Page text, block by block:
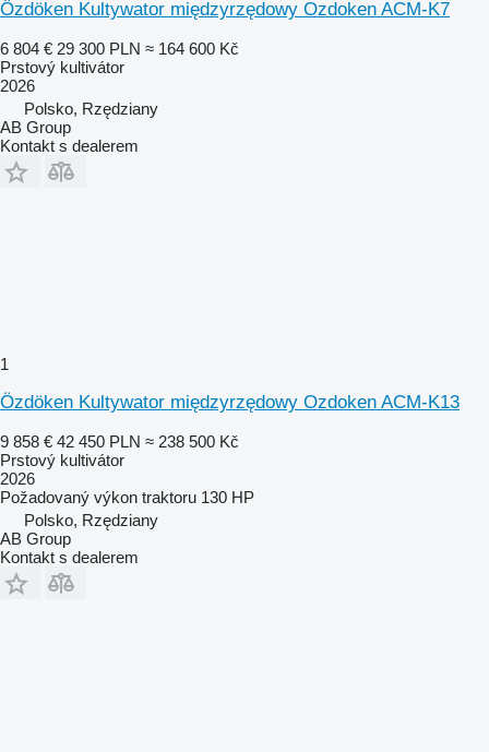
Özdöken Kultywator międzyrzędowy Ozdoken ACM-K7
6 804 € 29 300 PLN ≈ 164 600 Kč
Prstový kultivátor
2026
Polsko, Rzędziany
AB Group
Kontakt s dealerem
1
Özdöken Kultywator międzyrzędowy Ozdoken ACM-K13
9 858 € 42 450 PLN ≈ 238 500 Kč
Prstový kultivátor
2026
Požadovaný výkon traktoru 130 HP
Polsko, Rzędziany
AB Group
Kontakt s dealerem